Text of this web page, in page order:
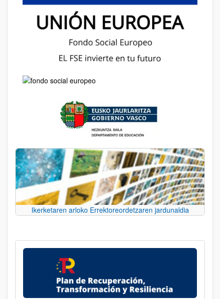
Ikerketaren arloko Errektoreordetzaren jardunaldia